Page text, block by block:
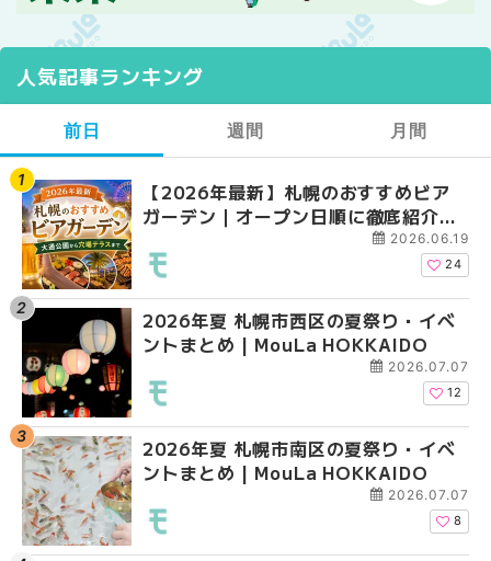
人気記事ランキング
前日
【2026年最新】札幌のおすすめビア
ガーデン｜オープン日順に徹底紹介！
大通公園から穴場テラスまで | MouLa
HOKKAIDO
2026.06.19
24
2026年夏 札幌市西区の夏祭り・イベ
ントまとめ | MouLa HOKKAIDO
2026.07.07
12
2026年夏 札幌市南区の夏祭り・イベ
ントまとめ | MouLa HOKKAIDO
2026.07.07
8
週間
【2026年最新】札幌
ガーデン｜オープン日
大通公園から穴場テ
2026年夏 札幌市西区
ントまとめ | MouLa
2026年夏 札幌市北区
ントまとめ | MouLa
月間
【2026年最新】札幌
ガーデン｜オープン日
大通公園から穴場テ
2026年夏 札幌市北区
ントまとめ | MouLa
2026年夏 札幌市西区
ントまとめ | MouLa